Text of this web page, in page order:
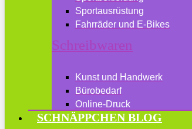
Sportausrüstung
Fahrräder und E-Bikes
Schreibwaren
Kunst und Handwerk
Bürobedarf
Online-Druck
SCHNÄPPCHEN BLOG